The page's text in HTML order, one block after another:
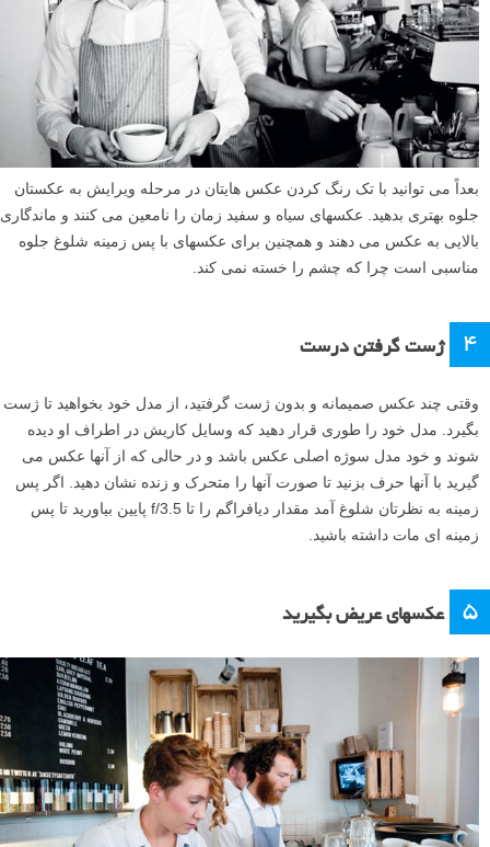
بعداً می توانید با تک رنگ کردن عکس هایتان در مرحله ویرایش به عکستان
جلوه بهتری بدهید. عکسهای سیاه و سفید زمان را نامعین می کنند و ماندگاری
بالایی به عکس می دهند و همچنین برای عکسهای با پس زمینه شلوغ جلوه
مناسبی است چرا که چشم را خسته نمی کند.
۴ ژست گرفتن درست
وقتی چند عکس صمیمانه و بدون ژست گرفتید، از مدل خود بخواهید تا ژست
بگیرد. مدل خود را طوری قرار دهید که وسایل کاریش در اطراف او دیده
شوند و خود مدل سوژه اصلی عکس باشد و در حالی که از آنها عکس می
گیرید با آنها حرف بزنید تا صورت آنها را متحرک و زنده نشان دهید. اگر پس
زمینه به نظرتان شلوغ آمد مقدار دیافراگم را تا f/3.5 پایین بیاورید تا پس